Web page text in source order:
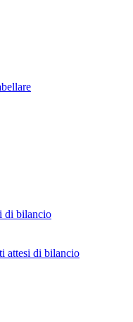
di bilancio
attesi di bilancio